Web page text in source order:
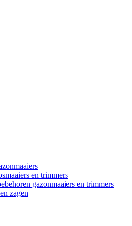
en trimmers
gazonmaaiers en trimmers
zagen